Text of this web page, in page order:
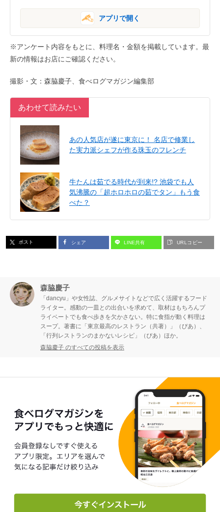
アプリで開く
※アンケート内容をもとに、料理名・金額を掲載しています。最
新の情報はお店にご確認ください。
撮影・文：森脇慶子、食べログマガジン編集部
あわせて読みたい
あの人気店が遂に東京に！ 名店で修業し
た実力派シェフが作る珠玉のフレンチ
牛たんは茹でる時代が到来!? 池袋でも人
気沸騰の「超ホロホロの茹でタン」もう食
べた？
ポスト シェア LINE共有 URLコピー
森脇慶子
「dancyu」や女性誌、グルメサイトなどで広く活躍するフード
ライター。感動の一皿との出合いを求めて、取材はもちろんプ
ライベートでも食べ歩きを欠かさない。特に食指が動く料理は
スープ。著書に「東京最高のレストラン（共著）」（ぴあ）、
「行列レストランのまかないレシピ」（ぴあ）ほか。
森脇慶子 のすべての投稿を表示